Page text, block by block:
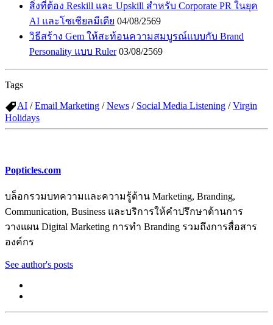
สิ่งที่ต้อง Reskill และ Upskill สำหรับ Corporate PR ในยุค
AI และโซเชียลมีเดีย 04/08/2569
วิธีสร้าง Gem ให้สะท้อนความสมบูรณ์แบบกับ Brand
Personality แบบ Ruler 03/08/2569
Tags
AI /Email Marketing /News / Social Media Listening /Virgin
Holidays
Popticles.com
บล็อกรวมบทความและความรู้ด้าน Marketing, Branding,
Communication, Business และบริการให้คำปรึกษาด้านการ
วางแผน Digital Marketing การทำ Branding รวมถึงการสื่อสาร
องค์กร
See author's posts